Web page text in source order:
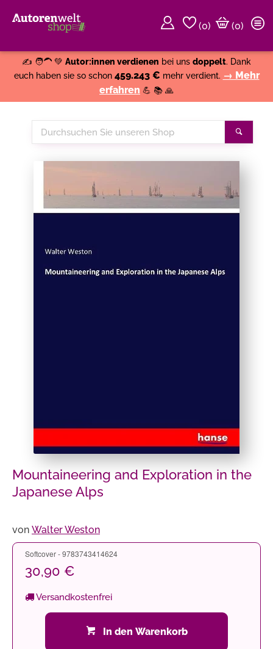
(0)
(0)
✍️ 🧑‍🦱 💚 Autor:innen verdienen bei uns doppelt. Dank
euch haben sie so schon 459.243 € mehr verdient. → Mehr
erfahren 💪 📚 🙏
Durchsuchen
Sie
Mountaineering and Exploration in the
Japanese Alps
von Walter Weston
Softcover - 9783743414624
30,90 €
Versandkostenfrei
In den Warenkorb